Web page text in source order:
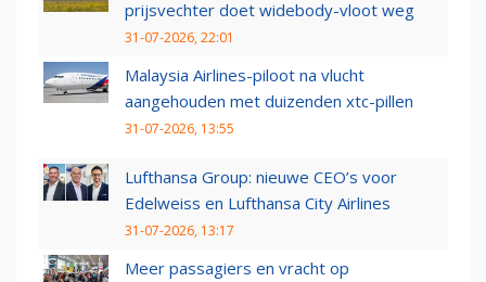
prijsvechter doet widebody-vloot weg
31-07-2026, 22:01
Malaysia Airlines-piloot na vlucht
aangehouden met duizenden xtc-pillen
31-07-2026, 13:55
Lufthansa Group: nieuwe CEO’s voor
Edelweiss en Lufthansa City Airlines
31-07-2026, 13:17
Meer passagiers en vracht op